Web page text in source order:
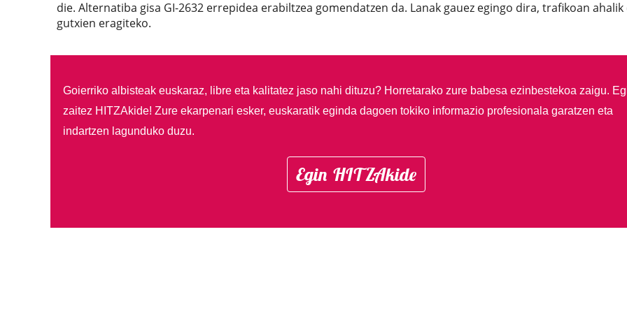
die. Alternatiba gisa GI-2632 errepidea erabiltzea gomendatzen da. Lanak gauez egingo dira, trafikoan ahalik
gutxien eragiteko.
Goierriko albisteak euskaraz, libre eta kalitatez jaso nahi dituzu? Horretarako zure babesa ezinbestekoa zaigu.
zaitez HITZAkide! Zure ekarpenari esker, euskaratik eginda dagoen tokiko informazio profesionala garatzen eta
indartzen lagunduko duzu.
Egin HITZAkide